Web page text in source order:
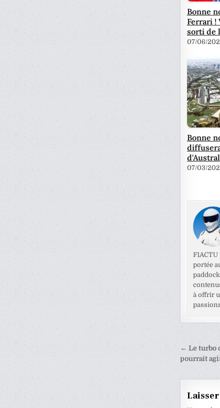
Bonne
Ferrari !
sorti de
07/06/
Bonne
07/03/
portée
à offrir
de
← Le turbo
pourrait